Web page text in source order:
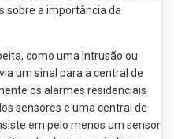
sobre a importância da
como uma intrusão ou
um sinal para a central de
os alarmes residenciais
sensores e uma central de
em pelo menos um sensor